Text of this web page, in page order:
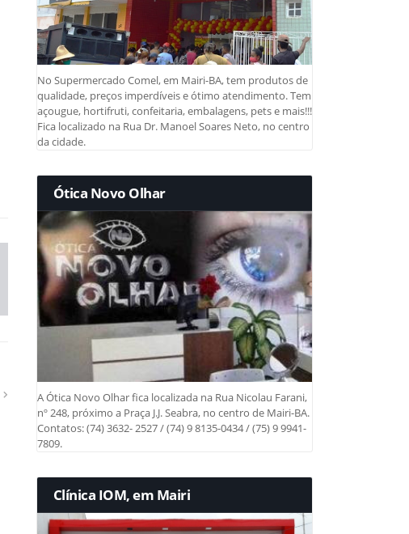
No Supermercado Comel, em Mairi-BA, tem produtos de
qualidade, preços imperdíveis e ótimo atendimento. Tem
açougue, hortifruti, confeitaria, embalagens, pets e mais!!!
Fica localizado na Rua Dr. Manoel Soares Neto, no centro
da cidade.
Ótica Novo Olhar
A Ótica Novo Olhar fica localizada na Rua Nicolau Farani,
nº 248, próximo a Praça J.J. Seabra, no centro de Mairi-BA.
Contatos: (74) 3632- 2527 / (74) 9 8135-0434 / (75) 9 9941-
7809.
Clínica IOM, em Mairi